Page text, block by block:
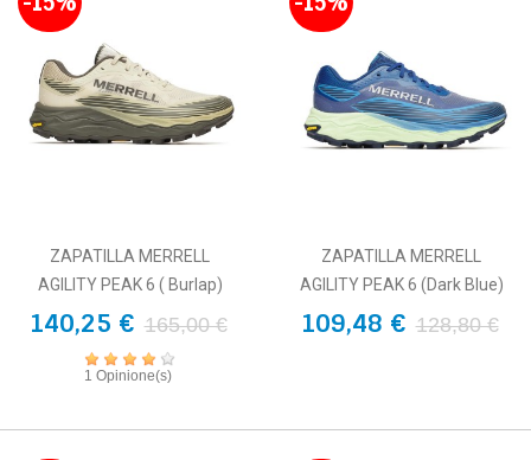
ZAPATILLA MERRELL
AGILITY PEAK 6 ( Burlap)
140,25 € 165,00 €
1 Opinione(s)
ZAPATILLA MERRELL
AGILITY PEAK 6 (Dark Blue)
109,48 € 128,80 €